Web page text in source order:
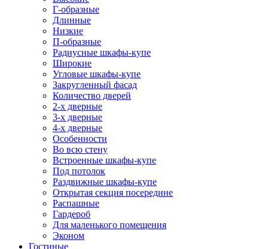
Г-образные
Длинные
Низкие
П-образные
Радиусные шкафы-купе
Широкие
Угловые шкафы-купе
Закругленный фасад
Количество дверей
2-х дверные
3-х дверные
4-х дверные
Особенности
Во всю стену
Встроенные шкафы-купе
Под потолок
Раздвижные шкафы-купе
Открытая секция посередине
Распашные
Гардероб
Для маленького помещения
Эконом
Гостиные